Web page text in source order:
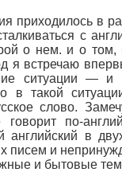
приходилось в
с
о нем. и о том,
я встречаю
ситуации — и
в такой
слово.
по-
английский в
писем и
и бытовые